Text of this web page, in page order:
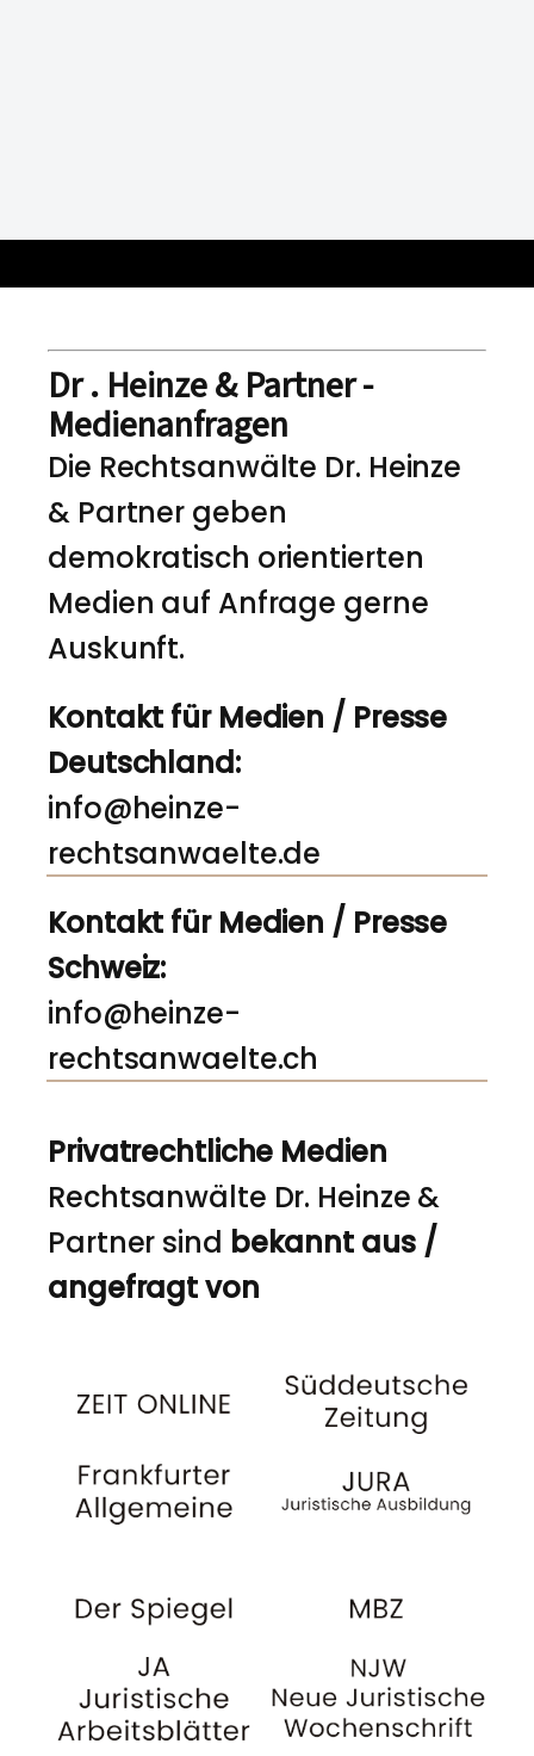
Dr . Heinze & Partner -
Medienanfragen
Die Rechtsanwälte Dr. Heinze
& Partner geben
demokratisch orientierten
Medien auf Anfrage gerne
Auskunft.
Kontakt für Medien / Presse
Deutschland:
info@heinze-
rechtsanwaelte.de
Kontakt für Medien / Presse
Schweiz:
info@heinze-
rechtsanwaelte.ch
Privatrechtliche Medien
Rechtsanwälte Dr. Heinze &
Partner sind bekannt aus /
angefragt von